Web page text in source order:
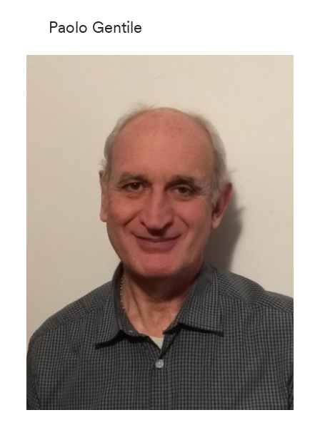
Paolo Gentile